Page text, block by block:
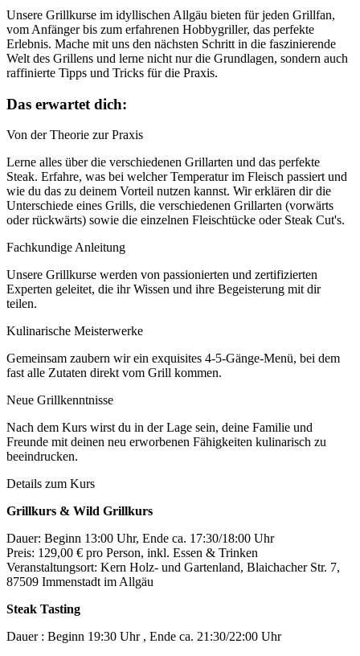
Unsere Grillkurse im idyllischen Allgäu bieten für jeden Grillfan,
vom Anfänger bis zum erfahrenen Hobbygriller, das perfekte
Erlebnis. Mache mit uns den nächsten Schritt in die faszinierende
Welt des Grillens und lerne nicht nur die Grundlagen, sondern auch
raffinierte Tipps und Tricks für die Praxis.
Das erwartet dich:
Von der Theorie zur Praxis
Lerne alles über die verschiedenen Grillarten und das perfekte
Steak. Erfahre, was bei welcher Temperatur im Fleisch passiert und
wie du das zu deinem Vorteil nutzen kannst. Wir erklären dir die
Unterschiede eines Grills, die verschiedenen Grillarten (vorwärts
oder rückwärts) sowie die einzelnen Fleischtücke oder Steak Cut's.
Fachkundige Anleitung
Unsere Grillkurse werden von passionierten und zertifizierten
Experten geleitet, die ihr Wissen und ihre Begeisterung mit dir
teilen.
Kulinarische Meisterwerke
Gemeinsam zaubern wir ein exquisites 4-5-Gänge-Menü, bei dem
fast alle Zutaten direkt vom Grill kommen.
Neue Grillkenntnisse
Nach dem Kurs wirst du in der Lage sein, deine Familie und
Freunde mit deinen neu erworbenen Fähigkeiten kulinarisch zu
beeindrucken.
Details zum Kurs
Grillkurs & Wild Grillkurs
Dauer: Beginn 13:00 Uhr, Ende ca. 17:30/18:00 Uhr
Preis: 129,00 € pro Person, inkl. Essen & Trinken
Veranstaltungsort: Kern Holz- und Gartenland, Blaichacher Str. 7,
87509 Immenstadt im Allgäu
Steak Tasting
Dauer : Beginn 19:30 Uhr , Ende ca. 21:30/22:00 Uhr